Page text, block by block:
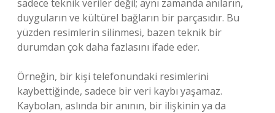
sadece teknik veriler değil; aynı zamanda anıların,
duyguların ve kültürel bağların bir parçasıdır. Bu
yüzden resimlerin silinmesi, bazen teknik bir
durumdan çok daha fazlasını ifade eder.
Örneğin, bir kişi telefonundaki resimlerini
kaybettiğinde, sadece bir veri kaybı yaşamaz.
Kaybolan, aslında bir anının, bir ilişkinin ya da